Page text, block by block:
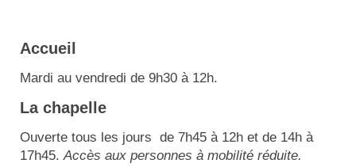
Accueil
Mardi au vendredi de 9h30 à 12h.
La chapelle
Ouverte tous les jours de 7h45 à 12h et de 14h à
17h45.Accès aux personnes à mobilité réduite.